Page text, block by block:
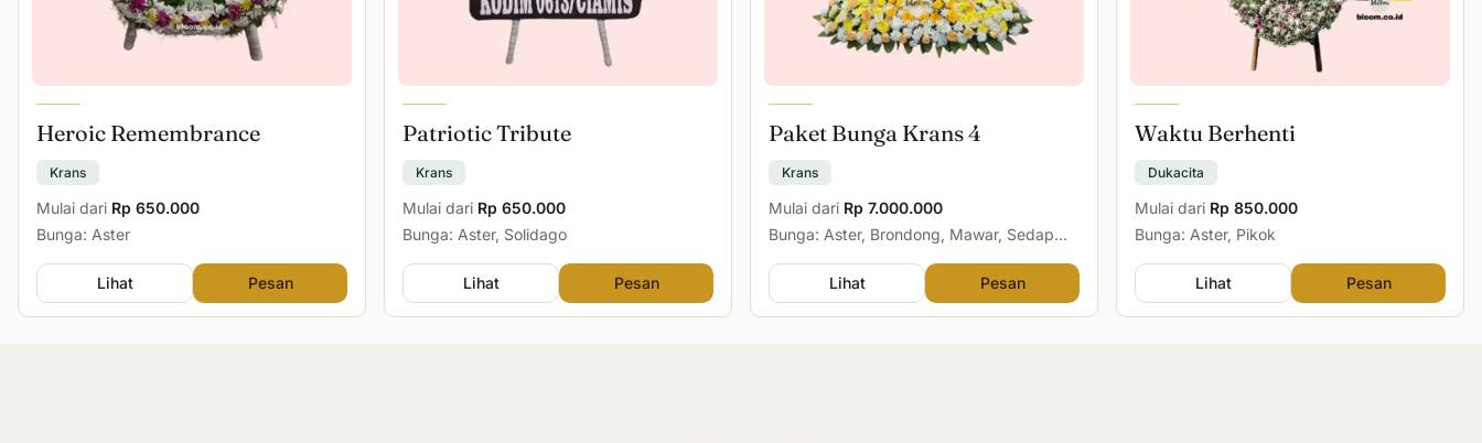
Heroic Remembrance
Krans
Mulai dari Rp 650.000
Bunga: Aster
Lihat Pesan
Patriotic Tribute
Krans
Mulai dari Rp 650.000
Bunga: Aster, Solidago
Lihat Pesan
Paket Bunga Krans 4
Krans
Mulai dari Rp 7.000.000
Bunga: Aster, Brondong, Mawar, Sedap
Lihat
Pesan
Waktu Berhenti
Dukacita
Mulai dari Rp 850.000
Bunga: Aster, Pikok
Lihat Pesan